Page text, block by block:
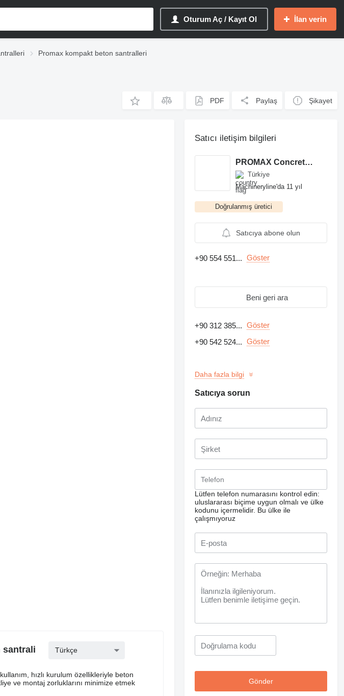
Oturum Aç / Kayıt Ol İlan verin
Promax kompakt beton santralleri
PDF Paylaş Şikayet
santrali Türkçe
hızlı kurulum özellikleriyle beton
ve montaj zorluklarını minimize etmek
Satıcı iletişim bilgileri
PROMAX Concrete Batching Plants
Türkiye
Machineryline'da 11 yıl
Doğrulanmış üretici
Satıcıya abone olun
+90 554 551... Göster
Beni geri ara
+90 312 385...
Göster
+90 542 524...
Göster
Daha fazla bilgi
Satıcıya sorun
Lütfen telefon numarasını kontrol edin:
uluslararası biçime uygun olmalı ve ülke
kodunu içermelidir. Bu ülke ile
çalışmıyoruz